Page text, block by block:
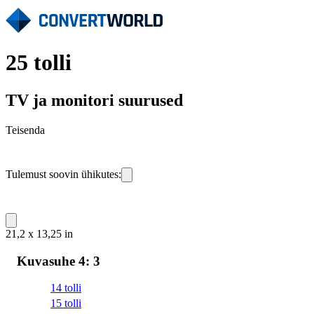
25 tolli
TV ja monitori suurused
Teisenda
Tulemust soovin ühikutes:
21,2 x 13,25 in
Kuvasuhe 4: 3
14 tolli
15 tolli